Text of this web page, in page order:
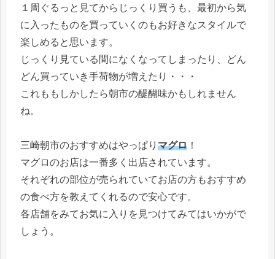
１周ぐるっと見てからじっくり買うも、最初から気
に入ったものを買っていくのもお好きなスタイルで
楽しめると思います。
じっくり見ている間になくなってしまったり、どん
どん買っていき手荷物が増えたり・・・
これももしかしたら朝市の醍醐味かもしれません
ね。
三崎朝市のおすすめはやっぱり マグロ ！
マグロのお店は一番多く出店されています。
それぞれの部位が売られていてお店の方もおすすめ
の食べ方を教えてくれるので安心です。
各店舗をみてお気に入りを見つけてみてはいかがで
しょう。